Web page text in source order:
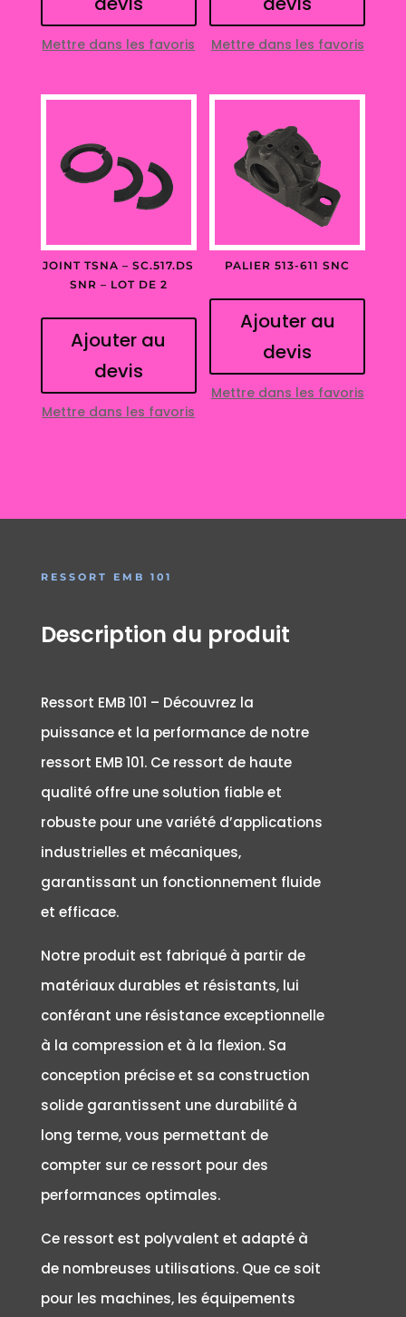
Mettre dans les favoris Mettre dans les favoris
JOINT TSNA – SC.517.DS
SNR – LOT DE 2
Ajouter au
devis
Mettre dans les favoris
PALIER 513-611 SNC
Ajouter au
devis
Mettre dans les favoris
RESSORT EMB 101
Description du produit
Ressort EMB 101 – Découvrez la
puissance et la performance de notre
ressort EMB 101. Ce ressort de haute
qualité offre une solution fiable et
robuste pour une variété d’applications
industrielles et mécaniques,
garantissant un fonctionnement fluide
et efficace.
Notre produit est fabriqué à partir de
matériaux durables et résistants, lui
conférant une résistance exceptionnelle
à la compression et à la flexion. Sa
conception précise et sa construction
solide garantissent une durabilité à
long terme, vous permettant de
compter sur ce ressort pour des
performances optimales.
Ce ressort est polyvalent et adapté à
de nombreuses utilisations. Que ce soit
pour les machines, les équipements